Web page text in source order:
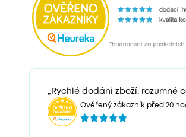
„Rychlé dodání zboží, rozumné
Ověřený zákazník před 20